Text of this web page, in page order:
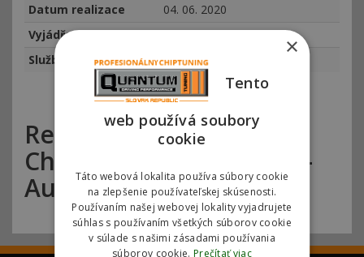
Datum realizace
04. 06. 2020
Vyjádření zákazníka
Služba
Chiptuning
Referencie – Quantum –
Chiptuning – Bratislava –
Audi S6 4.0 TFSI 331kw
×
Tento
web používá soubory
cookie
Táto webová lokalita používa súbory cookie
na zlepšenie používateľskej skúsenosti.
Používaním našej webovej lokality vyjadrujete
súhlas s používaním všetkých súborov cookie
v súlade s našimi zásadami používania
súborov cookie. Prečítať viac